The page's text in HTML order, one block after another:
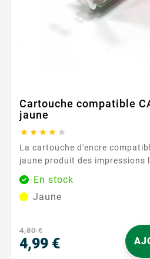
Cartouche compatible
jaune
    
La cartouche d'encre
jaune produit des impressions
essentielles pour les
images. Avec une capacité de
cartouche assure des
formule d'encre avancée
et éclatantes, reproduisant
En stock
Jaune
4,80 €
4,99 €